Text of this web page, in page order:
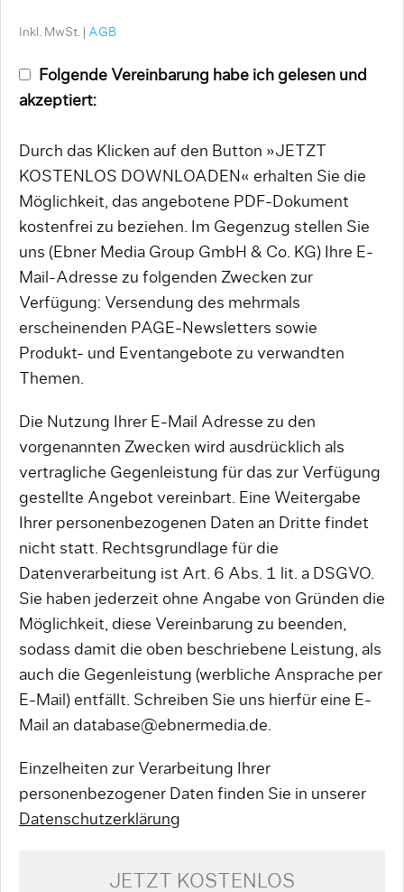
Inkl. MwSt. | AGB
Folgende Vereinbarung habe ich gelesen und
akzeptiert:
Durch das Klicken auf den Button »JETZT
KOSTENLOS DOWNLOADEN« erhalten Sie die
Möglichkeit, das angebotene PDF-Dokument
kostenfrei zu beziehen. Im Gegenzug stellen Sie
uns (Ebner Media Group GmbH & Co. KG) Ihre E-
Mail-Adresse zu folgenden Zwecken zur
Verfügung: Versendung des mehrmals
erscheinenden PAGE-Newsletters sowie
Produkt- und Eventangebote zu verwandten
Themen.
Die Nutzung Ihrer E-Mail Adresse zu den
vorgenannten Zwecken wird ausdrücklich als
vertragliche Gegenleistung für das zur Verfügung
gestellte Angebot vereinbart. Eine Weitergabe
Ihrer personenbezogenen Daten an Dritte findet
nicht statt. Rechtsgrundlage für die
Datenverarbeitung ist Art. 6 Abs. 1 lit. a DSGVO.
Sie haben jederzeit ohne Angabe von Gründen die
Möglichkeit, diese Vereinbarung zu beenden,
sodass damit die oben beschriebene Leistung, als
auch die Gegenleistung (werbliche Ansprache per
E-Mail) entfällt. Schreiben Sie uns hierfür eine E-
Mail an database@ebnermedia.de.
Einzelheiten zur Verarbeitung Ihrer
personenbezogener Daten finden Sie in unserer
Datenschutzerklärung
JETZT KOSTENLOS